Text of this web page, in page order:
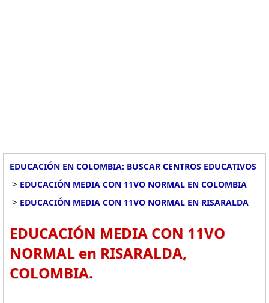
EDUCACIÓN EN COLOMBIA: BUSCAR CENTROS EDUCATIVOS
> EDUCACIÓN MEDIA CON 11VO NORMAL EN COLOMBIA
> EDUCACIÓN MEDIA CON 11VO NORMAL EN RISARALDA
EDUCACIÓN MEDIA CON 11VO
NORMAL en RISARALDA,
COLOMBIA.